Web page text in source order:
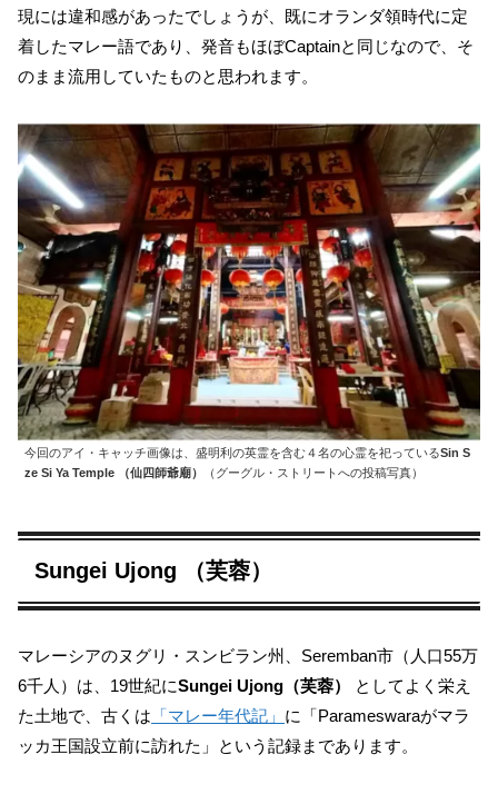
現には違和感があったでしょうが、既にオランダ領時代に定
着したマレー語であり、発音もほぼCaptainと同じなので、そ
のまま流用していたものと思われます。
今回のアイ・キャッチ画像は、盛明利の英霊を含む４名の心霊を祀っているSin S
ze Si Ya Temple （仙四師爺廟）
（グーグル・ストリートへの投稿写真）
Sungei Ujong （芙蓉）
マレーシアのヌグリ・スンビラン州、Seremban市（人口55万
6千人）は、19世紀にSungei Ujong（芙蓉）
としてよく栄え
た土地で、古くは 「マレー年代記」 に「Parameswaraがマラ
ッカ王国設立前に訪れた」という記録まであります。